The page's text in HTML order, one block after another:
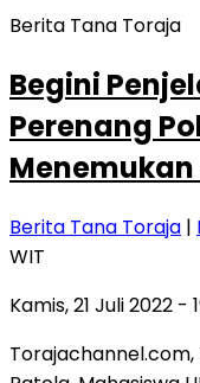
Berita Tana Toraja
Begini
Perenang
Berita Tana Toraja |
WIT
Kamis, 21 Juli 2022 -